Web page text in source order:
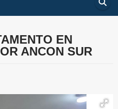
EN
ANCON SUR